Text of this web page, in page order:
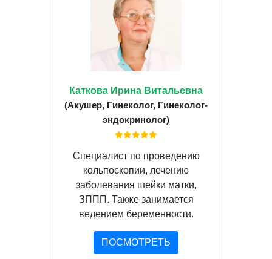
Каткова Ирина Витальевна
(Акушер, Гинеколог, Гинеколог-
эндокринолог)
Специалист по проведению
кольпоскопии, лечению
заболевания шейки матки,
ЗППП. Также занимается
ведением беременности.
ПОСМОТРЕТЬ